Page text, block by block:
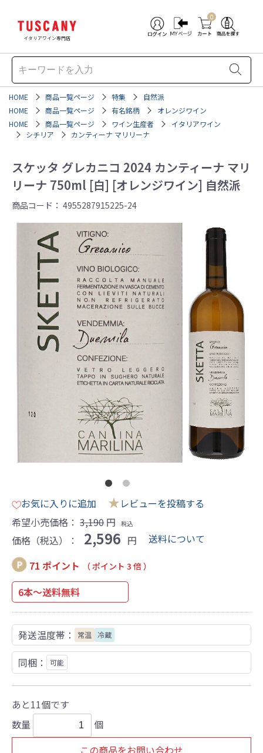
イタリアワイン専門店
0
HOME 商品一覧ページ 特集
自然派
HOME
商品一覧ページ 有名銘柄
オレンジワイン
HOME
商品一覧ページ ワイン生産者
イタリアワイン
シチリア
カンティーナ マリリーナ
スケッタ グレカニコ 2024 カンティーナ マリ
リーナ 750ml [白] [オレンジワイン] 自然派
商品コード： 4955287915225-24
お気に入りに追加 ★レビューを投稿する
希望小売価格： 3,190 円 税込
価格（税込）： 2,596 円
送料について
71 ポイント
（ ポイント 3 倍 ）
6本～送料無料
発送温度帯： 常温 冷蔵
同梱： 可能
あと11個です
数量
個
この商品をお問い合わせ